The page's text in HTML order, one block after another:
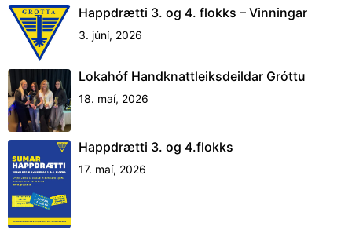
Happdrætti 3. og 4. flokks – Vinningar
3. júní, 2026
Lokahóf Handknattleiksdeildar Gróttu
18. maí, 2026
Happdrætti 3. og 4.flokks
17. maí, 2026